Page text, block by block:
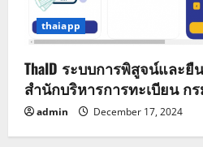
thaiapp
ThaID ระบบการพิสูจน์และ
สำนักบริหารการทะเบียน ก
admin December 17, 2024